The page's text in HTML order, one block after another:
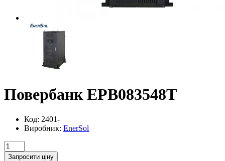
Повербанк EPB083548T
Код: 2401-
Виробник: EnerSol
Запросити ціну